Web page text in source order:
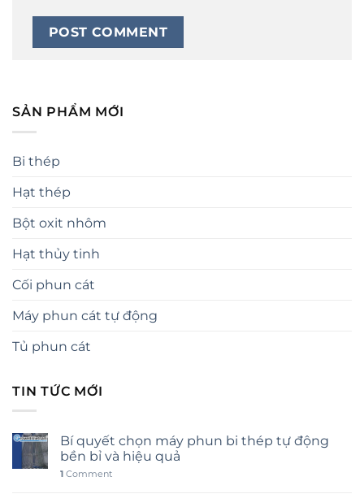
SẢN PHẨM MỚI
Bi thép
Hạt thép
Bột oxit nhôm
Hạt thủy tinh
Cối phun cát
Máy phun cát tự động
Tủ phun cát
TIN TỨC MỚI
Bí quyết chọn máy phun bi thép tự động
bền bỉ và hiệu quả
1 Comment